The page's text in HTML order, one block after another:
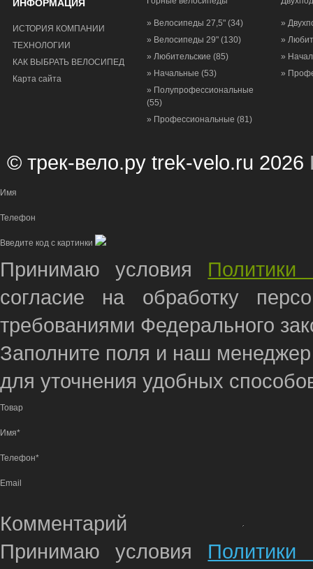
ИНФОРМАЦИЯ
ИСТОРИЯ КОМПАНИИ
ТЕХНОЛОГИИ
КАК ВЫБРАТЬ ВЕЛОСИПЕД
Карта сайта
» Велосипеды 27,5" (34)
» Велосипеды 29" (130)
» Любительские (85)
» Начальные (53)
» Полупрофессиональные
(55)
» Профессиональные (81)
»
»
»
»
© трек-вело.ру trek-velo.ru 2026
Имя
Телефон
Введите код с картинки
Принимаю условия Политики
согласие на обработку
требованиями Федерального
Заполните поля и наш
для уточнения удобных
Товар
Имя*
Телефон*
Email
Комментарий
Принимаю условия Политики